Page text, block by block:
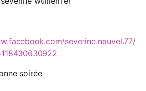
severine.nouvel.77/
soirée